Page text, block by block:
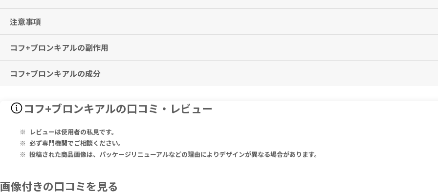
1日3回、舌下に2回ずつスプレーします。
注意事項
本品および本品配合の成分にアレルギー反応を示す方は、使用をお控えください。
コフ+ブロンキアルの副作用
特に副作用は報告されておりませんが、異常を感じた際はただちに使用を中止し、医師の診察をお受けください。
コフ+ブロンキアルの成分
5.88% of Antimon Tart 200C, Arum Triph 30C, Badiaga 12X, Baptisia 3X, Bryonia 200C, Drosera 30X, Echinacea 3X, Eupatorium Perf
Inactive Ingredients: Organic Alcohol 20% v/v, Purified Water.
有用成分：
コフ+ブロンキアルの口コミ・レビュー
レビューは使用者の私見です。
必ず専門機関でご相談ください。
投稿された商品画像は、パッケージリニューアルなどの理由によりデザインが異なる場合があります。
画像付きの口コミを見る